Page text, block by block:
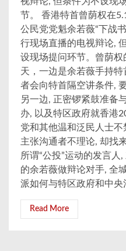
节。 香港特首曾荫权在
公民党党魁余若薇“下战
行现场直播的电视辩论,
设现场提问环节。曾荫
天，一边是余若薇手持
者会向特首隔空讲条件,
另一边, 正密锣紧鼓准备
办, 以及特区政府就香港
党和其他温和泛民人士
主张沟通者不理论, 却找
所谓“公投”运动的发言
的余若薇做辩论对手, 全
派如何与特区政府和中央
Read More